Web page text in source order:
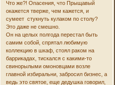
Что же?! Опасения, что Прыщавый
окажется тверже, чем кажется, и
сумеет стукнуть кулаком по столу?
Это даже не смешно.
Он на целых полгода перестал быть
самим собой, спрятал любимую
коллекцию в шкаф, стоял раком на
баррикадах, тискался с какими-то
свинорылыми омоновцами возле
главной избиральни, забросил бизнес, а
ведь это святое, еще дедушка говорил,